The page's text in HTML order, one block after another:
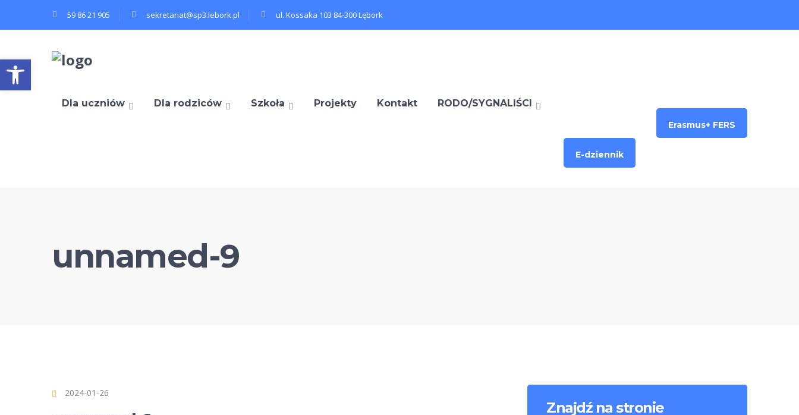
Open toolbar
59 86 21 905 sekretariat@sp3.lebork.pl ul. Kossaka 103 84-300 Lębork
Dla uczniów Dla rodziców Szkoła Projekty
Erasmus+ FERS
Kontakt RODO/SYGNALIŚCI
E-dziennik
unnamed-9
2024-01-26
Znajdź na stronie